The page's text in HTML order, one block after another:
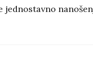
jednostavno